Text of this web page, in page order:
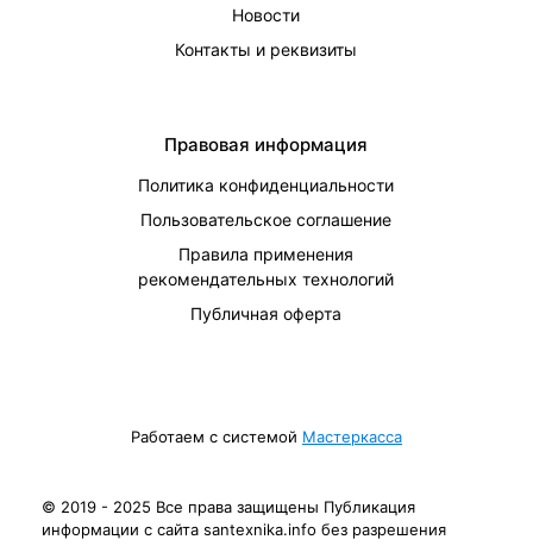
Новости
Контакты и реквизиты
Правовая информация
Политика конфиденциальности
Пользовательское соглашение
Правила применения
рекомендательных технологий
Публичная оферта
Работаем с системой Мастеркасса
© 2019 - 2025 Все права защищены Публикация
информации с сайта santexnika.info без разрешения